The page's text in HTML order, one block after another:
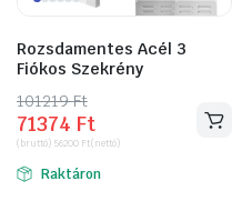
Rozsdamentes Acél 3
Fiókos Szekrény
101219Ft
Original
price
was:
101219 Ft.
71374 Ft
Current
price
is:
71374 Ft.
(bruttó) 56200 Ft(nettó)
Raktáron